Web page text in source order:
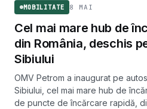
MOBILITATE 8 MAI
Cel mai mare hub de
din România, deschis
Sibiului
OMV Petrom a inaugurat pe
Sibiului, cel mai mare hub de
de puncte de încărcare rapidă,